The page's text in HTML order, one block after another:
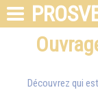
Découvrez qui est